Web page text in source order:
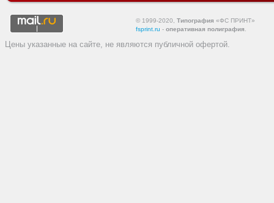
© 1999-2020, Типография «ФС ПРИНТ»
fsprint.ru - оперативная полиграфия
Цены указанные на сайте, не являются публичной офертой.